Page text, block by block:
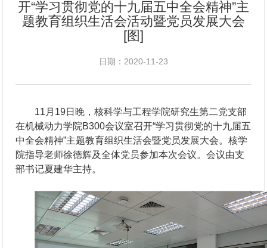
开“学习贯彻党的十九届五中全会精神”主
题教育组织生活会活动暨党员发展大会
[图]
日期：2020-11-23
11月19日晚，核科学与工程学院研究生第二党支部
在机械动力学院B300会议室召开“学习贯彻党的十九届五
中全会精神”主题教育组织生活会暨党员发展大会。核学
院指导老师徐德辉及全体党员参加本次会议。会议由支
部书记夏建华主持。